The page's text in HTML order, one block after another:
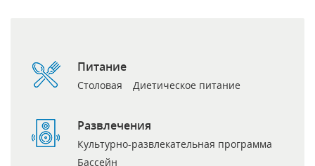
Питание
Столовая Диетическое питание
Развлечения
Культурно-развлекательная программа
Бассейн